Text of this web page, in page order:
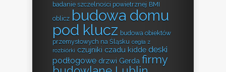
badanie szczelności powietrznej BMI
oblicz budowa domu
pod klucz budowa obiektów
przemysłowych na Śląsku cegła z
rozbiórki czujniki czadu kidde deski
podłogowe drzwi Gerda firmy